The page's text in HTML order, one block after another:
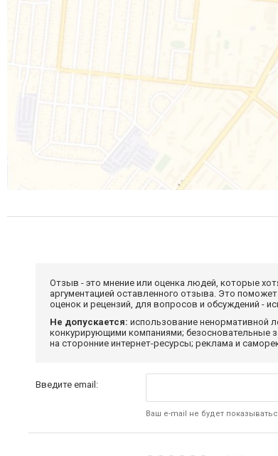
Отзыв - это мнение или оценка людей, которые
аргументацией оставленного отзыва. Это
оценок и рецензий, для вопросов и обсуждений -
Не допускается: использование ненормативной
конкурирующими компаниями; безосновательные
на сторонние интернет-ресурсы; реклама и
Введите email:
Ваш e-mail не будет